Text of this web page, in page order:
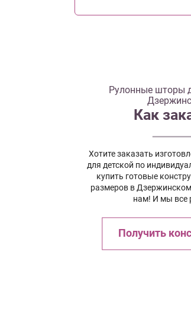
Рулонные шторы
Как
Хотите заказать
для детской по
купить готовые
размеров в
нам! И мы все
Получить